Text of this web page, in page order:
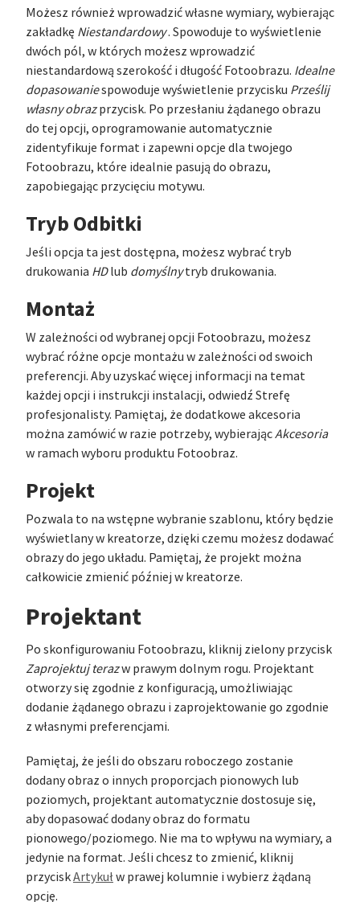
Możesz również wprowadzić własne wymiary, wybierając
zakładkę Niestandardowy. Spowoduje to wyświetlenie
dwóch pól, w których możesz wprowadzić
niestandardową szerokość i długość Fotoobrazu. Idealne
dopasowaniespowoduje wyświetlenie przycisku Prześlij
własny obrazprzycisk. Po przesłaniu żądanego obrazu
do tej opcji, oprogramowanie automatycznie
zidentyfikuje format i zapewni opcje dla twojego
Fotoobrazu, które idealnie pasują do obrazu,
zapobiegając przycięciu motywu.
Tryb Odbitki
Jeśli opcja ta jest dostępna, możesz wybrać tryb
drukowania HDlub domyślnytryb drukowania.
Montaż
W zależności od wybranej opcji Fotoobrazu, możesz
wybrać różne opcje montażu w zależności od swoich
preferencji. Aby uzyskać więcej informacji na temat
każdej opcji i instrukcji instalacji, odwiedź Strefę
profesjonalisty. Pamiętaj, że dodatkowe akcesoria
można zamówić w razie potrzeby, wybierającAkcesoria
w ramach wyboru produktu Fotoobraz.
Projekt
Pozwala to na wstępne wybranie szablonu, który będzie
wyświetlany w kreatorze, dzięki czemu możesz dodawać
obrazy do jego układu. Pamiętaj, że projekt można
całkowicie zmienić później w kreatorze.
Projektant
Po skonfigurowaniu Fotoobrazu, kliknij zielony przycisk
Zaprojektuj terazw prawym dolnym rogu. Projektant
otworzy się zgodnie z konfiguracją, umożliwiając
dodanie żądanego obrazu i zaprojektowanie go zgodnie
z własnymi preferencjami.
Pamiętaj, że jeśli do obszaru roboczego zostanie
dodany obraz o innych proporcjach pionowych lub
poziomych, projektant automatycznie dostosuje się,
aby dopasować dodany obraz do formatu
pionowego/poziomego. Nie ma to wpływu na wymiary, a
jedynie na format. Jeśli chcesz to zmienić, kliknij
przyciskArtykułw prawej kolumnie i wybierz żądaną
opcję.